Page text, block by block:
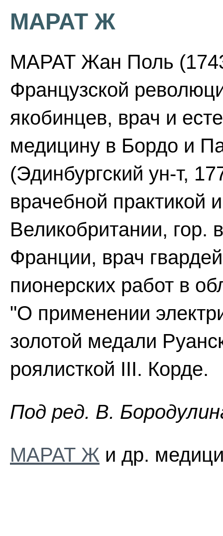
МАРАТ Ж
МАРАТ Жан Поль
Французской
якобинцев, врач и
медицину в Бордо и
(Эдинбургский ун-т,
врачебной практикой
Великобритании, гор.
Франции, врач
пионерских работ в
"О применении
золотой медали
роялисткой III. Корде.
Пoд peд. B.
МАРАТ Ж и др.